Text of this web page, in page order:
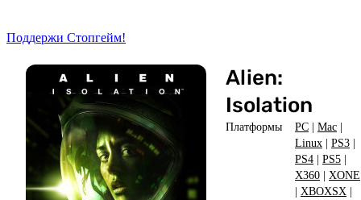
Поддержи Стопгейм!
Alien:
Isolation
Платформы PC | Mac |
Linux | PS3 |
PS4 | PS5 |
X360 | XONE
| XBOXSX |